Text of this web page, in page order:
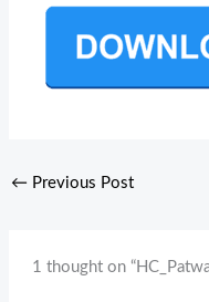
← Previous Post
1 thought on